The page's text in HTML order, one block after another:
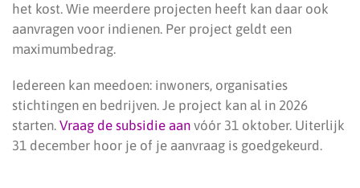
het kost. Wie meerdere projecten heeft kan daar ook
aanvragen voor indienen. Per project geldt een
maximumbedrag.
Iedereen kan meedoen: inwoners, organisaties
stichtingen en bedrijven. Je project kan al in 2026
starten. Vraag de subsidie aan vóór 31 oktober. Uiterlijk
31 december hoor je of je aanvraag is goedgekeurd.